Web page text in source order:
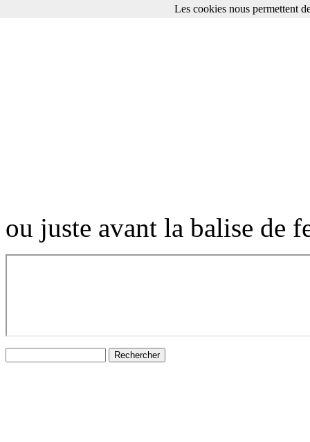
Apple sur FNAC.COM
ou juste avant la balise de
Les cookies nous permettent